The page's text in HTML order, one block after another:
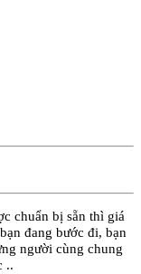
chuẩn bị sẵn thì giá
đang bước đi, bạn
người cùng chung
..